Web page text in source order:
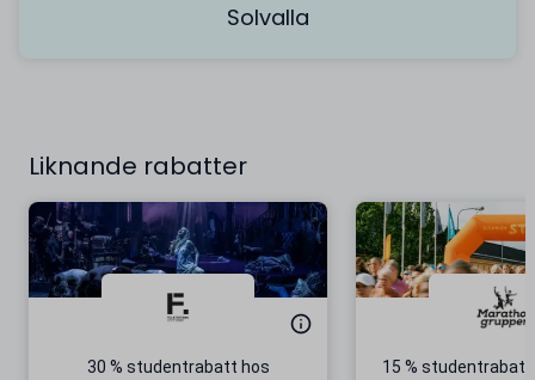
Solvalla
Liknande rabatter
30 % studentrabatt hos
15 % studentrabatt